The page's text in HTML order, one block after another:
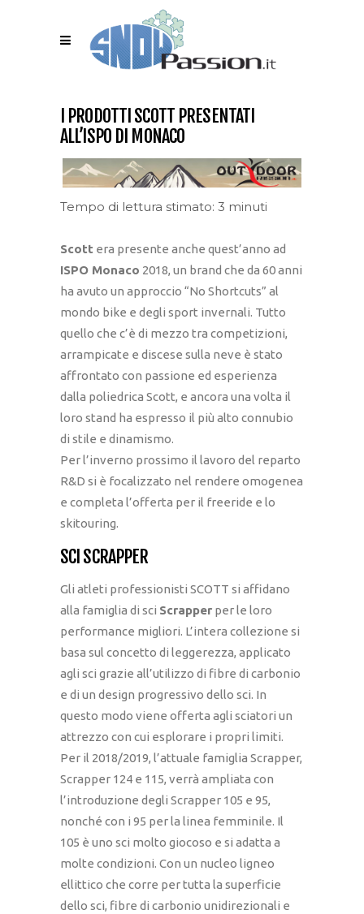
I PRODOTTI SCOTT PRESENTATI
ALL’ISPO DI MONACO
Tempo di lettura stimato: 3 minuti
Scott era presente anche quest’anno ad
ISPO Monaco 2018, un brand che da 60 anni
ha avuto un approccio “No Shortcuts” al
mondo bike e degli sport invernali. Tutto
quello che c’è di mezzo tra competizioni,
arrampicate e discese sulla neve è stato
affrontato con passione ed esperienza
dalla poliedrica Scott, e ancora una volta il
loro stand ha espresso il più alto connubio
di stile e dinamismo.
Per l’inverno prossimo il lavoro del reparto
R&D si è focalizzato nel rendere omogenea
e completa l’offerta per il freeride e lo
skitouring.
SCI SCRAPPER
Gli atleti professionisti SCOTT si affidano
alla famiglia di sci Scrapper per le loro
performance migliori. L’intera collezione si
basa sul concetto di leggerezza, applicato
agli sci grazie all’utilizzo di fibre di carbonio
e di un design progressivo dello sci. In
questo modo viene offerta agli sciatori un
attrezzo con cui esplorare i propri limiti.
Per il 2018/2019, l’attuale famiglia Scrapper,
Scrapper 124 e 115, verrà ampliata con
l’introduzione degli Scrapper 105 e 95,
nonché con i 95 per la linea femminile. Il
105 è uno sci molto giocoso e si adatta a
molte condizioni. Con un nucleo ligneo
ellittico che corre per tutta la superficie
dello sci, fibre di carbonio unidirezionali e